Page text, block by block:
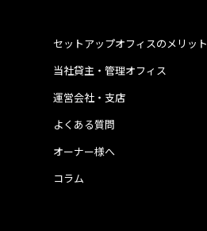
運営会社・支店
よくある質問
当社貸主・管理オフィス
オーナー様へ
コラム
セットアップオフィスのメリット